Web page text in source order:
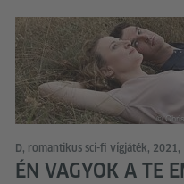
©
D, romantikus sci-fi vígjáték, 2021,
ÉN VAGYOK A TE